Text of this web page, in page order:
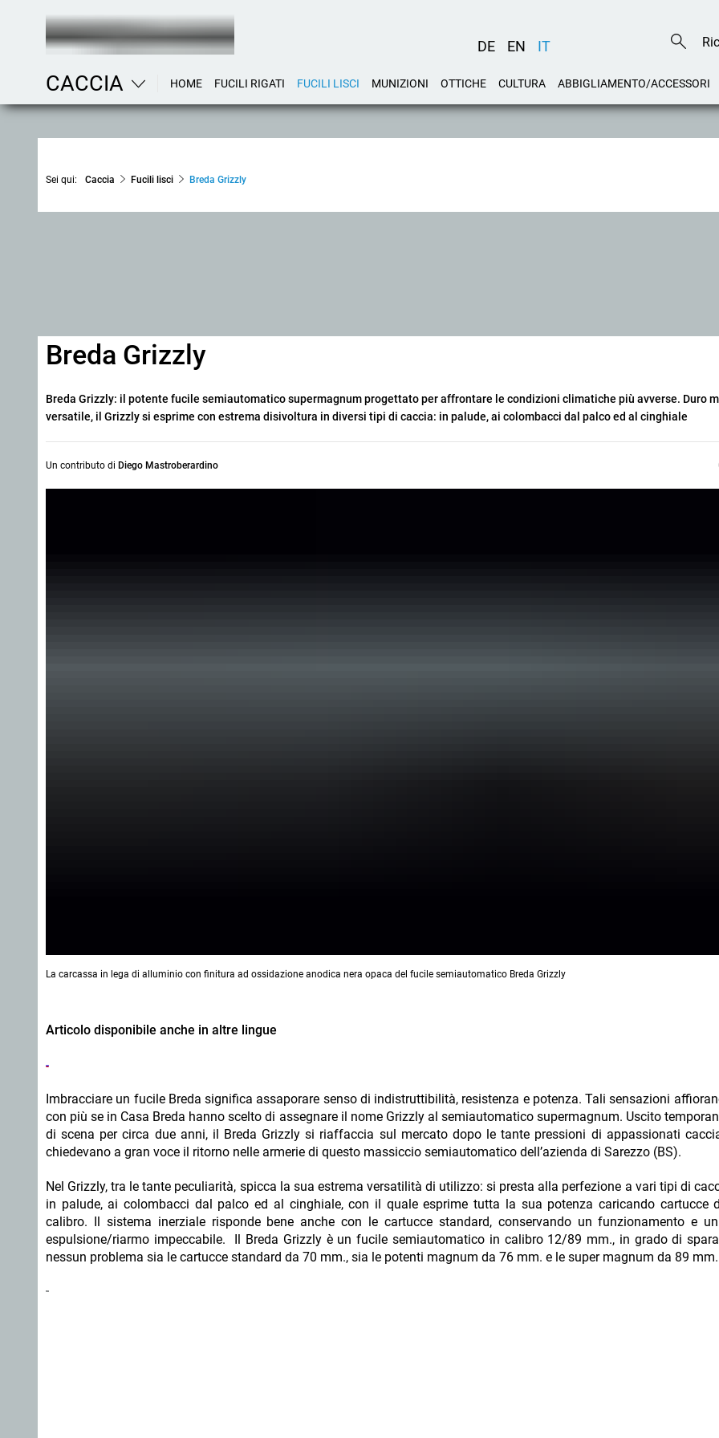
DE EN IT
CACCIA HOME FUCILI RIGATI FUCILI LISCI MUNIZIONI OTTICHE CULTURA ABBIGLIAMENTO/ACCESSORI
Sei qui: Caccia Fucili lisci Breda Grizzly
Breda Grizzly
Breda Grizzly: il potente fucile semiautomatico supermagnum progettato per affrontare le condizioni climatiche più avverse. Duro
versatile, il Grizzly si esprime con estrema disivoltura in diversi tipi di caccia: in palude, ai colombacci dal palco ed al cinghiale
Un contributo di Diego Mastroberardino
La carcassa in lega di alluminio con finitura ad ossidazione anodica nera opaca del fucile semiautomatico Breda Grizzly
Articolo disponibile anche in altre lingue
Imbracciare un fucile Breda significa assaporare senso di indistruttibilità, resistenza e potenza. Tali sensazioni
con più se in Casa Breda hanno scelto di assegnare il nome Grizzly al semiautomatico supermagnum. Uscito
di scena per circa due anni, il Breda Grizzly si riaffaccia sul mercato dopo le tante pressioni di appassionati
chiedevano a gran voce il ritorno nelle armerie di questo massiccio semiautomatico dell’azienda di Sarezzo (BS).
Nel Grizzly, tra le tante peculiarità, spicca la sua estrema versatilità di utilizzo: si presta alla perfezione a vari tipi di
in palude, ai colombacci dal palco ed al cinghiale, con il quale esprime tutta la sua potenza caricando cartucce
calibro. Il sistema inerziale risponde bene anche con le cartucce standard, conservando un funzionamento e
espulsione/riarmo impeccabile. Il Breda Grizzly è un fucile semiautomatico in calibro 12/89 mm., in grado di
nessun problema sia le cartucce standard da 70 mm., sia le potenti magnum da 76 mm. e le super magnum da 89 mm.